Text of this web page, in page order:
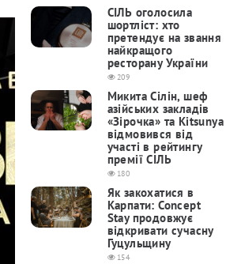
СІЛЬ оголосила
шортліст: хто
претендує на звання
найкращого
ресторану України
209
Микита Сілін, шеф
азійських закладів
«Зірочка» та Kitsunya
відмовився від
участі в рейтингу
премії СІЛЬ
180
Як закохатися в
Карпати: Concept
Stay продовжує
відкривати сучасну
Гуцульщину
154